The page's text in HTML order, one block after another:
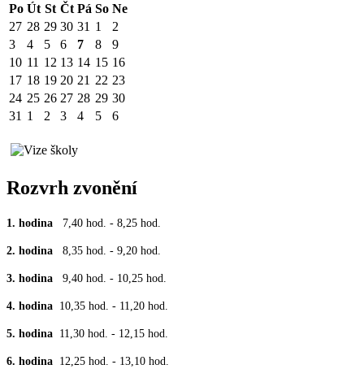
Po Út St Čt Pá So Ne
27 28 29 30 31 1
2
3
4 5 6 7 8
9
10 11 12 13 14 15 16
17 18 19 20 21 22 23
24 25 26 27 28 29 30
31 1 2 3 4 5 6
Rozvrh zvonění
1. hodina 7,40 hod. - 8,25 hod.
2. hodina 8,35 hod. - 9,20 hod.
3. hodina 9,40 hod. - 10,25 hod.
4. hodina 10,35 hod. - 11,20 hod.
5. hodina 11,30 hod. - 12,15 hod.
6. hodina 12,25 hod. - 13,10 hod.